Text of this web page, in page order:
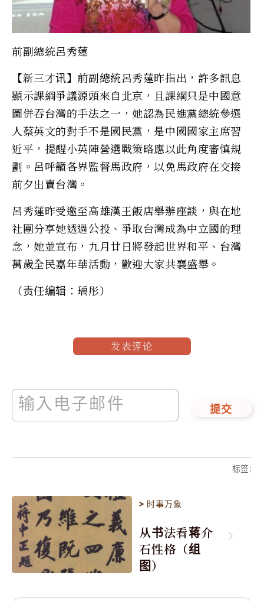
前副總統呂秀蓮
【新三才讯】前副總統呂秀蓮昨指出，許多訊息
顯示課綱爭議源頭來自北京，且課綱只是中國意
圖併吞台灣的手法之一，她認為民進黨總統參選
人蔡英文的對手不是國民黨，是中國國家主席習
近平，提醒小英陣營選戰策略應以此角度審慎規
劃。呂呼籲各界監督馬政府，以免馬政府在交接
前夕出賣台灣。
呂秀蓮昨受邀至高雄漢王飯店舉辦座談，與在地
社團分享她透過公投、爭取台灣成為中立國的理
念，她並宣布，九月廿日將發起世界和平、台灣
萬歲全民嘉年華活動，歡迎大家共襄盛舉。
（责任编辑：瑀彤）
发表评论
提交
标签:
> 时事万象
从书法看蒋介
石性格（组
图）